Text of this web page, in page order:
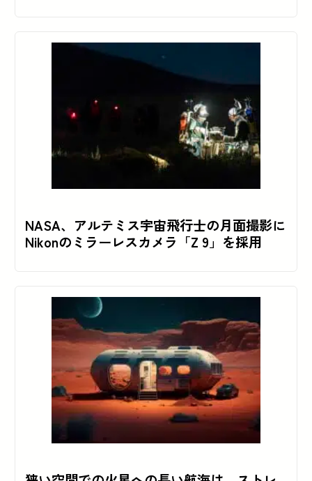
NASA、アルテミス宇宙飛行士の月面撮影に
Nikonのミラーレスカメラ「Z 9」を採用